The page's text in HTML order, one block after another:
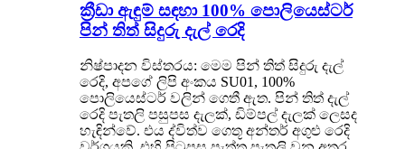
ක්‍රීඩා ඇඳුම් සඳහා 100% පොලියෙස්ටර්
පින් තිත් සිදුරු දැල් රෙදි
නිෂ්පාදන විස්තරය: මෙම පින් තිත් සිදුරු දැල්
රෙදි, අපගේ ලිපි අංකය SU01, 100%
පොලියෙස්ටර් වලින් ගෙතී ඇත. පින් තිත් දැල්
රෙදි පැතලි පසුපස දැලක්, ඩිම්පල් දැලක් ලෙසද
හැඳින්වේ. එය ද්විත්ව ගෙතූ අන්තර් අගුළු රෙදි